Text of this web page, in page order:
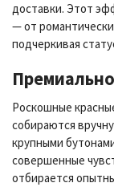
доставки. Этот
— от
подчеркивая
Роскошные
собираются
крупными
совершенные
отбирается